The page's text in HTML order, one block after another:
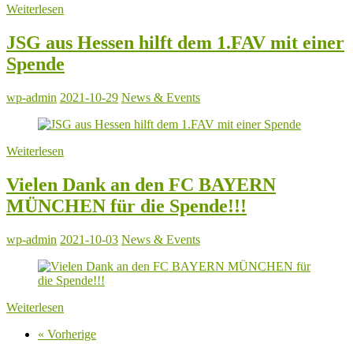
Weiterlesen
JSG aus Hessen hilft dem 1.FAV mit einer
Spende
wp-admin 2021-10-29 News & Events
Weiterlesen
Vielen Dank an den FC BAYERN
MÜNCHEN für die Spende!!!
wp-admin 2021-10-03 News & Events
Weiterlesen
« Vorherige